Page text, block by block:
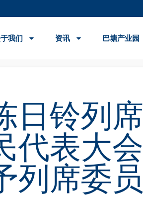
我们 资讯 巴塘产业园
日铃列席
代表大会
列席委员